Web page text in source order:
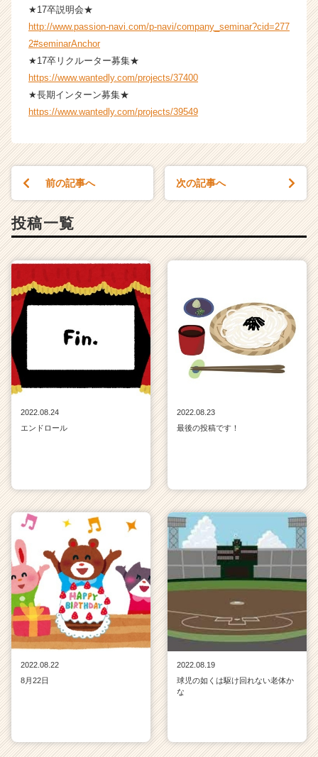
★17卒説明会★
http://www.passion-navi.com/p-navi/company_seminar?cid=277
2#seminarAnchor
★17卒リクルーター募集★
https://www.wantedly.com/projects/37400
★長期インターン募集★
https://www.wantedly.com/projects/39549
前の記事へ 次の記事へ
投稿一覧
2022.08.24
エンドロール
2022.08.23
最後の投稿です！
2022.08.22
8月22日
2022.08.19
球児の如くは駆け回れない老体か
な